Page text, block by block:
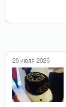
28 июля 2026